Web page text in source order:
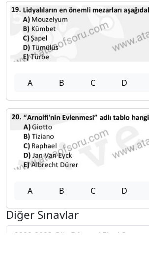
A B C D
A B C D
Diğer Sınavlar
2022-2023 Güz Dönemi Final Sınavı